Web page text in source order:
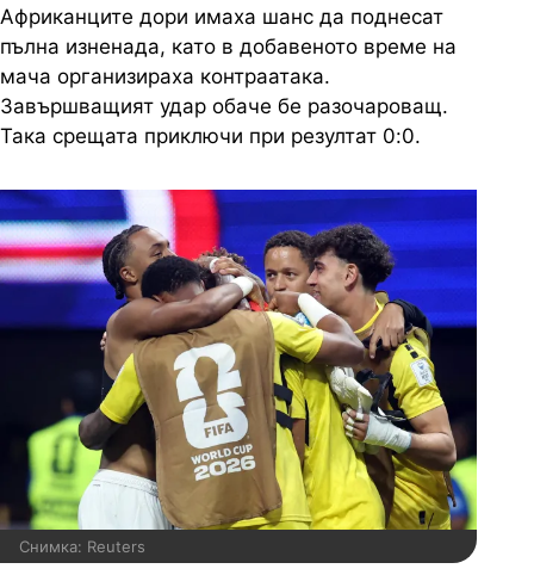
Африканците дори имаха шанс да поднесат
пълна изненада, като в добавеното време на
мача организираха контраатака.
Завършващият удар обаче бе разочароващ.
Така срещата приключи при резултат 0:0.
Снимка: Reuters